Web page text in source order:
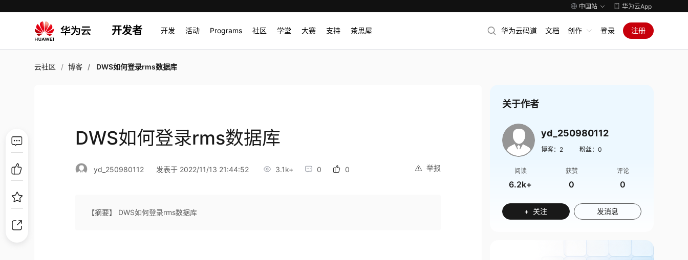
中国站 华为云App
开发者 开发 活动 Programs 社区 学堂 大赛 支持 茶思屋 华为云码道 文档 创作 登录 注册
云社区 博客 DWS如何登录rms数据库
DWS如何登录rms数据库
举报
yd_250980112 发表于 2022/11/13 21:44:52 3.1k+ 0 0
【摘要】 DWS如何登录rms数据库
关于作者
yd_250980112
博客： 2 粉丝： 0
阅读
6.2k+
获赞
0
评论
0
+ 关注 发消息